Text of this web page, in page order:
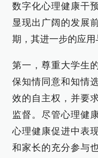
数字化心理健康干
显现出广阔的发展
期，其进一步的应用
第一，尊重大学生
保知情同意和知情
效的自主权，并要
监督。尽管心理健
心理健康促进中表
和家长的充分参与